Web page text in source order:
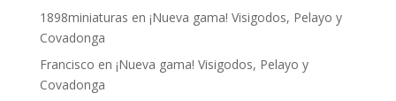
1898miniaturas en ¡Nueva gama! Visigodos, Pelayo y
Covadonga
Francisco en ¡Nueva gama! Visigodos, Pelayo y
Covadonga